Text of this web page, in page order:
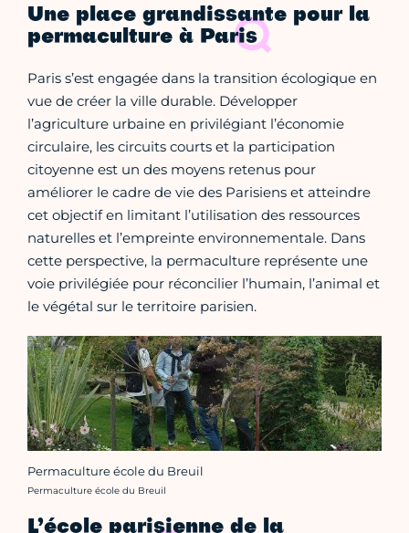
Une place grandissante pour la
permaculture à Paris
Paris s’est engagée dans la transition écologique en
vue de créer la ville durable. Développer
l’agriculture urbaine en privilégiant l’économie
circulaire, les circuits courts et la participation
citoyenne est un des moyens retenus pour
améliorer le cadre de vie des Parisiens et atteindre
cet objectif en limitant l’utilisation des ressources
naturelles et l’empreinte environnementale. Dans
cette perspective, la permaculture représente une
voie privilégiée pour réconcilier l’humain, l’animal et
le végétal sur le territoire parisien.
Permaculture école du Breuil
Crédit photo :
Permaculture école du Breuil
L’école parisienne de la